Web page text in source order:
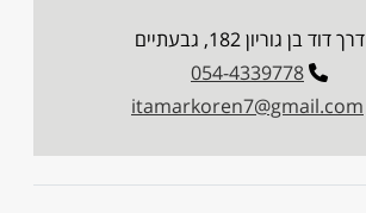
דרך דוד בן גוריון 182, גבעתיים
054-4339778
itamarkoren7@gmail.com